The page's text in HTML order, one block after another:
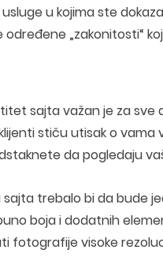
usluge u kojima ste
„zakonitosti“
sajta važan je za sve
stiču utisak o vama
da pogledaju
sajta trebalo bi da bude
boja i dodatnih
fotografije visoke